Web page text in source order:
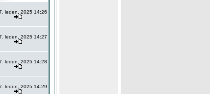
leden, 2025 14:26
leden, 2025 14:27
leden, 2025 14:28
leden, 2025 14:29